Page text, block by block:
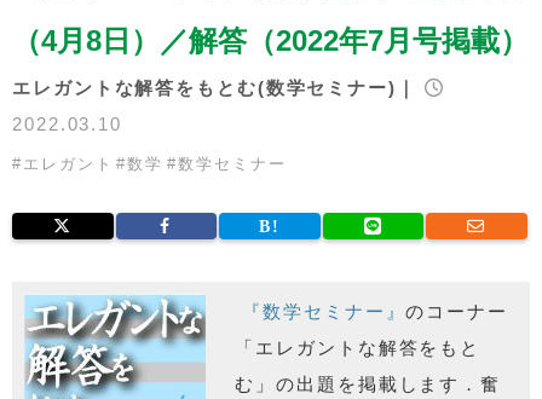
（4月8日）／解答（2022年7月号掲載）
エレガントな解答をもとむ(数学セミナー)｜
2022.03.10
# エレガント #数学 #数学セミナー
『数学セミナー』のコーナー
「エレガントな解答をもと
む」の出題を掲載します．奮